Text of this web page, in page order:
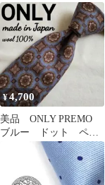
タイ ブルー バーバリー
¥4,700
美品 ONLY PREMO
ブルー ドット ペイ
ズリー ネクタイ 日本